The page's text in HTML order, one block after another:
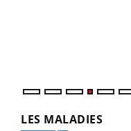
LES MALADIES